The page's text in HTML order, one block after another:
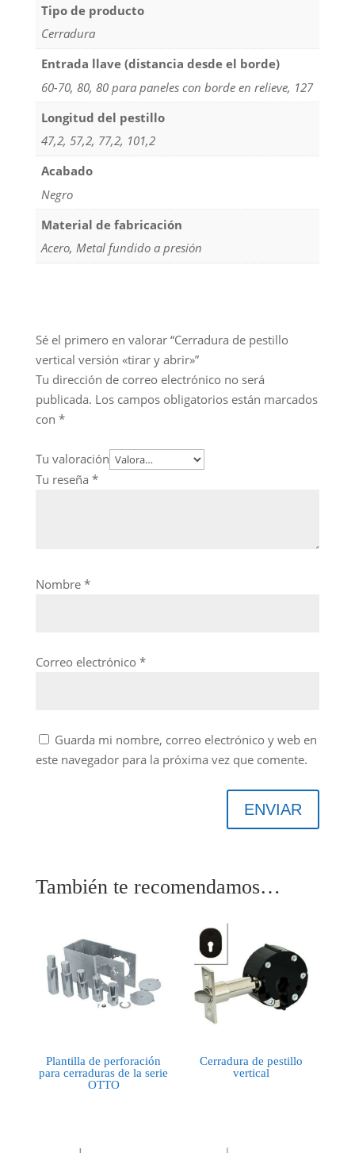
Tipo de producto
Cerradura
Entrada llave (distancia desde el borde)
60-70, 80, 80 para paneles con borde en relieve, 127
Longitud del pestillo
47,2, 57,2, 77,2, 101,2
Acabado
Negro
Material de fabricación
Acero, Metal fundido a presión
Sé el primero en valorar “Cerradura de pestillo
vertical versión «tirar y abrir»”
Tu dirección de correo electrónico no será
publicada. Los campos obligatorios están marcados
con *
Tu valoración
Tu reseña *
Nombre *
Correo electrónico *
Guarda mi nombre, correo electrónico y web en
este navegador para la próxima vez que comente.
ENVIAR
También te recomendamos…
Plantilla de perforación
para cerraduras de la serie
OTTO
Cerradura de pestillo
vertical